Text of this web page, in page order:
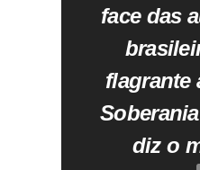
face das
flagrante
diz o